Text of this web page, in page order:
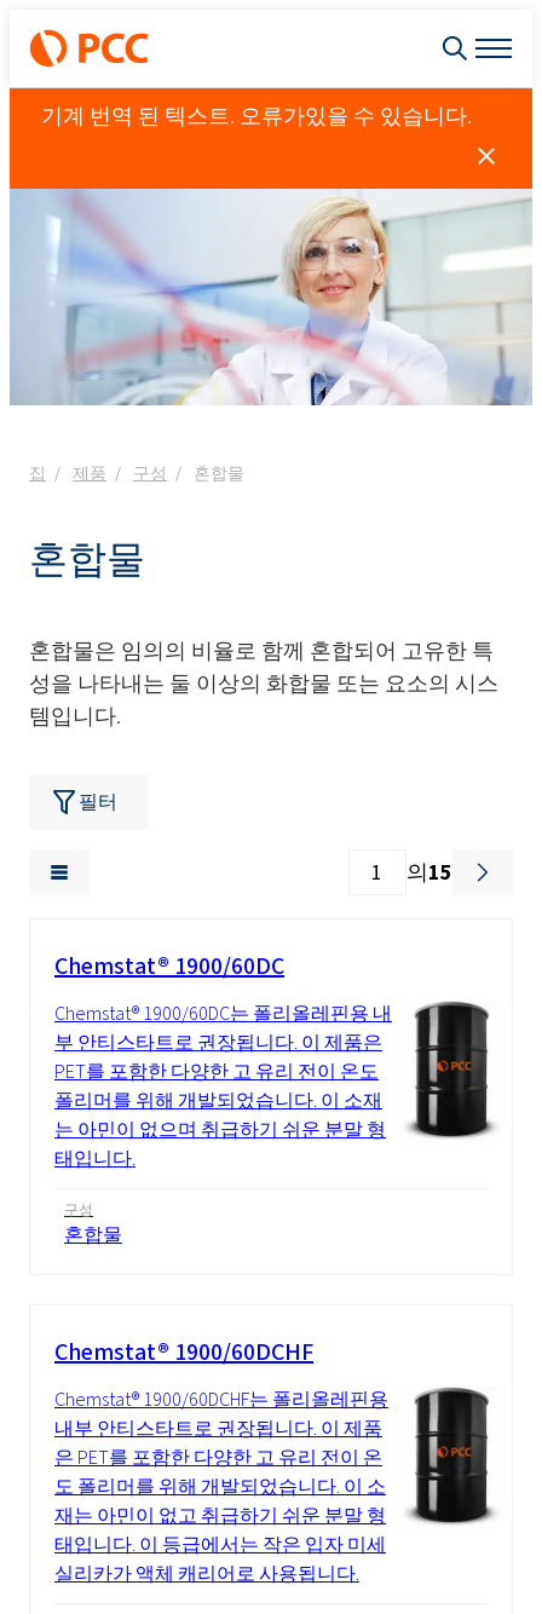
기계 번역 된 텍스트. 오류가있을 수 있습니다.
집 제품 구성 혼합물
혼합물
혼합물은 임의의 비율로 함께 혼합되어 고유한 특
성을 나타내는 둘 이상의 화합물 또는 요소의 시스
템입니다.
필터
의15
Chemstat® 1900/60DC
Chemstat® 1900/60DC는 폴리올레핀용 내
부 안티스타트로 권장됩니다. 이 제품은
PET를 포함한 다양한 고 유리 전이 온도
폴리머를 위해 개발되었습니다. 이 소재
는 아민이 없으며 취급하기 쉬운 분말 형
태입니다.
구성
혼합물
Chemstat® 1900/60DCHF
Chemstat® 1900/60DCHF는 폴리올레핀용
내부 안티스타트로 권장됩니다. 이 제품
은 PET를 포함한 다양한 고 유리 전이 온
도 폴리머를 위해 개발되었습니다. 이 소
재는 아민이 없고 취급하기 쉬운 분말 형
태입니다. 이 등급에서는 작은 입자 미세
실리카가 액체 캐리어로 사용됩니다.